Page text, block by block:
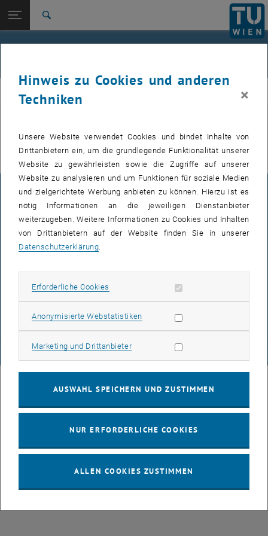
TU Login
Studium
International
Zur 1. Menü Ebene
E311-Institut für Fertigungstechnik und Photonische
Technologien
und Photonische Technologien
Veranstaltungen
IFT
Es gibt keine Veranstaltungen in der aktuellen Ansicht.
© TU Wien
IMPRESSUM
BARRIEREFREIHEITSERKLÄRUNG
COOKIEEINSTELLUNGEN
Hinweis zu Cookies und anderen
Techniken
×
Unsere Website verwendet Cookies und bindet Inhalte von
Drittanbietern ein, um die grundlegende Funktionalität unserer
Website zu gewährleisten sowie die Zugriffe auf unserer
Website zu analysieren und um Funktionen für soziale Medien
und zielgerichtete Werbung anbieten zu können. Hierzu ist es
nötig Informationen an die jeweiligen Dienstanbieter
weiterzugeben. Weitere Informationen zu Cookies und Inhalten
von Drittanbietern auf der Website finden Sie in unserer
Datenschutzerklärung.
Erforderliche Cookies Erforderliche Cookies zulassen
Anonymisierte WebstatistikenStatistik Cookies zulassen
Marketing und DrittanbieterMarketing Cookies zulassen
AUSWAHL SPEICHERN UND ZUSTIMMEN
NUR ERFORDERLICHE COOKIES
ALLEN COOKIES ZUSTIMMEN